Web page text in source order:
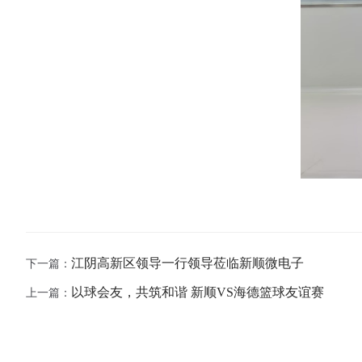
下一篇： 江阴高新区领导一行领导莅临新顺微电子
上一篇： 以球会友，共筑和谐 新顺VS海德篮球友谊赛